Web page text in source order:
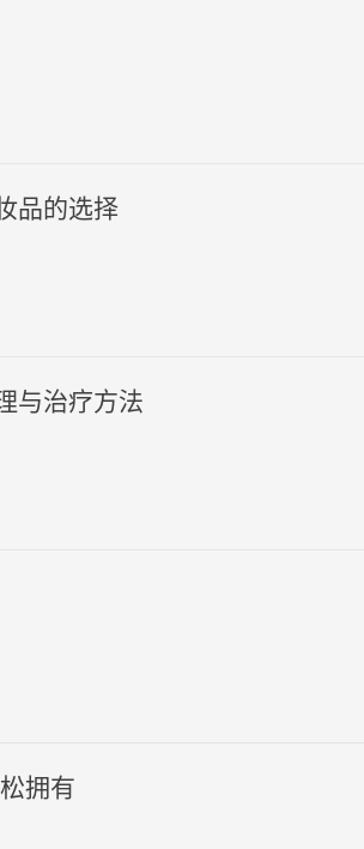
品的选择
与治疗方法
拥有